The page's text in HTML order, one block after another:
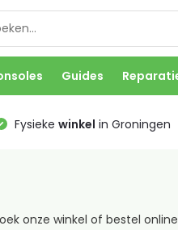
Guides
Fysieke winkel in Groningen
onze winkel of bestel